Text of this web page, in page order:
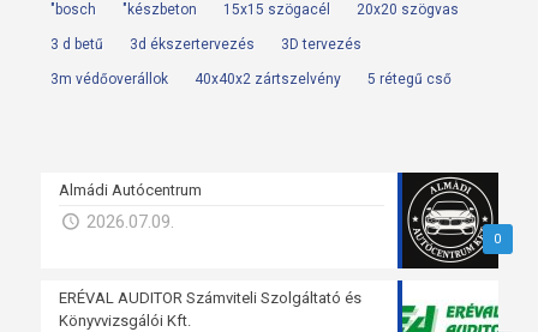
"bosch "készbeton 15x15 szögacél 20x20 szögvas
3 d betű 3d ékszertervezés 3D tervezés
3m védőoverállok 40x40x2 zártszelvény 5 rétegű cső
0
Almádi Autócentrum
2026.07.09.
ERÉVAL AUDITOR Számviteli Szolgáltató és
Könyvvizsgálói Kft.